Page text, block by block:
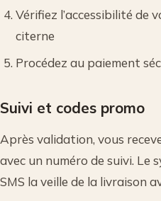
Vérifiez l’accessibilité de
citerne
Procédez au paiement
Suivi et codes promo
Après validation, vous
avec un numéro de suivi. Le
SMS la veille de la livraison